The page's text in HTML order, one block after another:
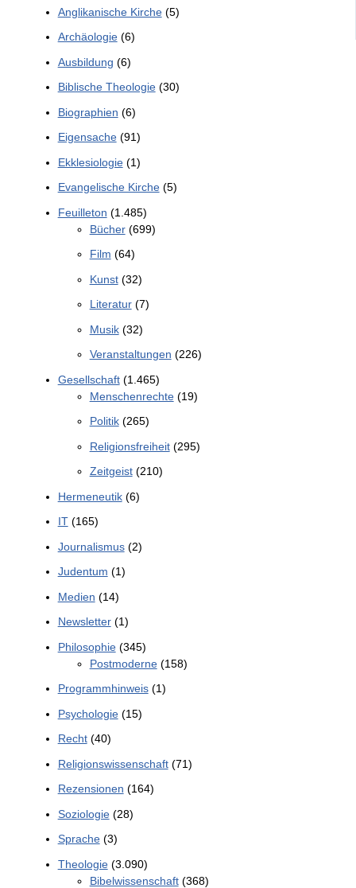
Anglikanische Kirche(5)
Archäologie(6)
Ausbildung (6)
Biblische Theologie(30)
Biographien (6)
Eigensache(91)
Ekklesiologie(1)
Evangelische Kirche(5)
Feuilleton (1.485)
Bücher(699)
Film (64)
Kunst(32)
Literatur(7)
Musik(32)
Veranstaltungen (226)
Gesellschaft(1.465)
Menschenrechte(19)
Politik(265)
Religionsfreiheit(295)
Zeitgeist(210)
Hermeneutik(6)
IT(165)
Journalismus(2)
Judentum (1)
Medien (14)
Newsletter(1)
Philosophie(345)
Postmoderne(158)
Programmhinweis(1)
Psychologie(15)
Recht(40)
Religionswissenschaft(71)
Rezensionen (164)
Soziologie(28)
Sprache(3)
Theologie(3.090)
Bibelwissenschaft(368)